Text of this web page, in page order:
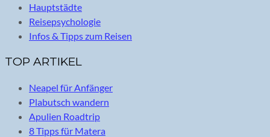
Hauptstädte
Reisepsychologie
Infos & Tipps zum Reisen
TOP ARTIKEL
Neapel für Anfänger
Plabutsch wandern
Apulien Roadtrip
8 Tipps für Matera